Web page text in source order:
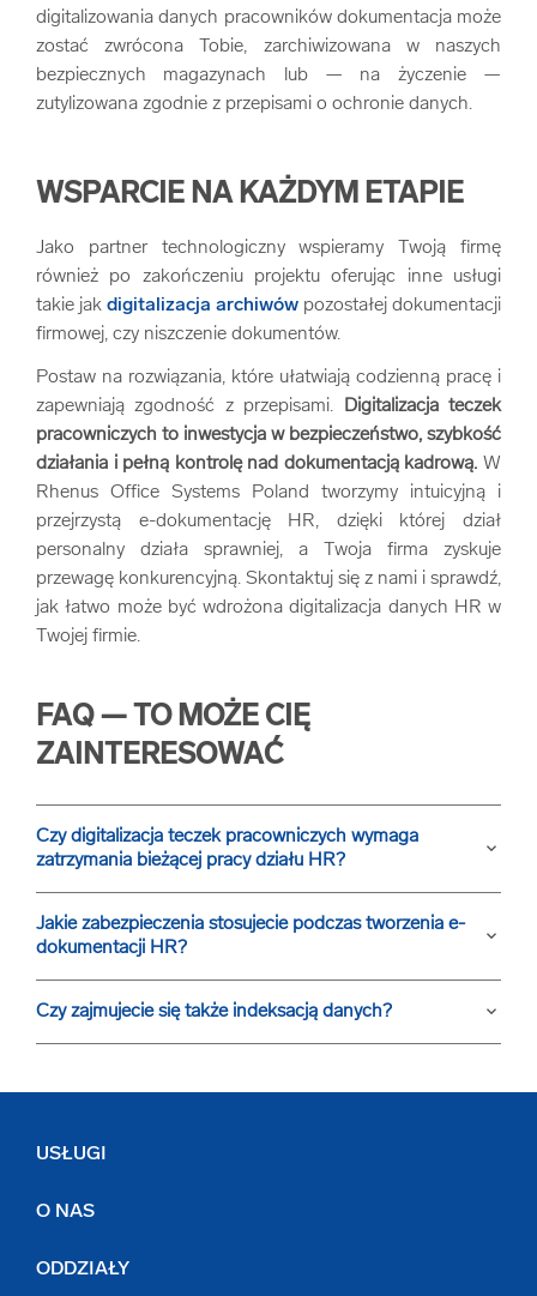
digitalizowania danych pracowników dokumentacja może
zostać zwrócona Tobie, zarchiwizowana w naszych
bezpiecznych magazynach lub — na życzenie —
zutylizowana zgodnie z przepisami o ochronie danych.
WSPARCIE NA KAŻDYM ETAPIE
Jako partner technologiczny wspieramy Twoją firmę
również po zakończeniu projektu oferując inne usługi
takie jak digitalizacja archiwów pozostałej dokumentacji
firmowej, czy niszczenie dokumentów.
Postaw na rozwiązania, które ułatwiają codzienną pracę i
zapewniają zgodność z przepisami. Digitalizacja teczek
pracowniczych to inwestycja w bezpieczeństwo, szybkość
działania i pełną kontrolę nad dokumentacją kadrową. W
Rhenus Office Systems Poland tworzymy intuicyjną i
przejrzystą e-dokumentację HR, dzięki której dział
personalny działa sprawniej, a Twoja firma zyskuje
przewagę konkurencyjną. Skontaktuj się z nami i sprawdź,
jak łatwo może być wdrożona digitalizacja danych HR w
Twojej firmie.
FAQ — TO MOŻE CIĘ
ZAINTERESOWAĆ
Czy digitalizacja teczek pracowniczych wymaga
zatrzymania bieżącej pracy działu HR?
keyboard_arrow_down
Jakie zabezpieczenia stosujecie podczas tworzenia e-
dokumentacji HR?
keyboard_arrow_down
Czy zajmujecie się także indeksacją danych? keyboard_arrow_down
USŁUGI
O NAS
ODDZIAŁY